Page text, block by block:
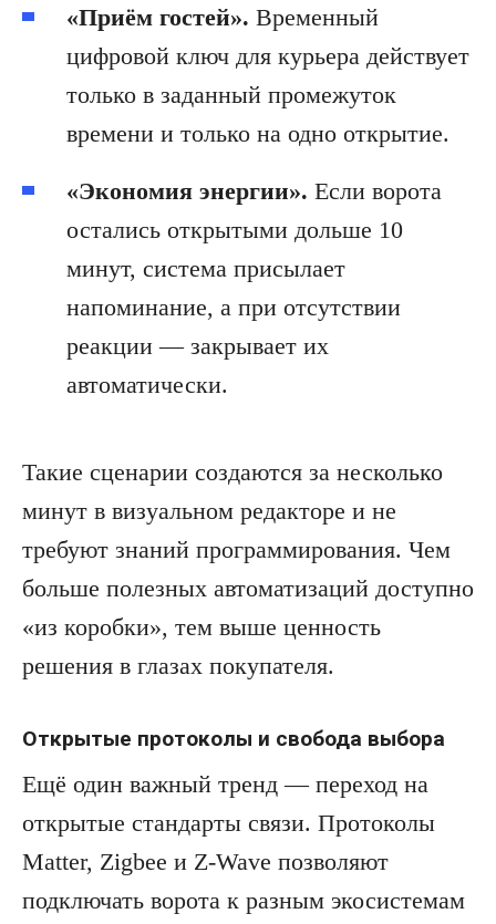
«Приём гостей». Временный
цифровой ключ для курьера действует
только в заданный промежуток
времени и только на одно открытие.
«Экономия энергии». Если ворота
остались открытыми дольше 10
минут, система присылает
напоминание, а при отсутствии
реакции — закрывает их
автоматически.
Такие сценарии создаются за несколько
минут в визуальном редакторе и не
требуют знаний программирования. Чем
больше полезных автоматизаций доступно
«из коробки», тем выше ценность
решения в глазах покупателя.
Открытые протоколы и свобода выбора
Ещё один важный тренд — переход на
открытые стандарты связи. Протоколы
Matter, Zigbee и Z-Wave позволяют
подключать ворота к разным экосистемам